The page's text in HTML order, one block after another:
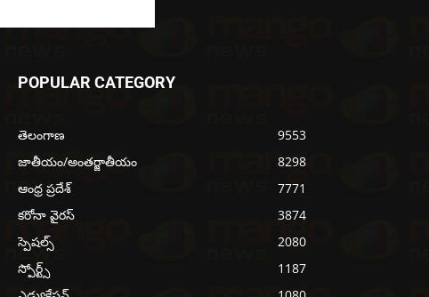
POPULAR CATEGORY
తెలంగాణ
9553
జాతీయం/అంతర్జాతీయం
8298
ఆంధ్ర ప్రదేశ్
7771
కరోనా వైరస్
3874
స్పెషల్స్
2080
స్పోర్ట్స్
1187